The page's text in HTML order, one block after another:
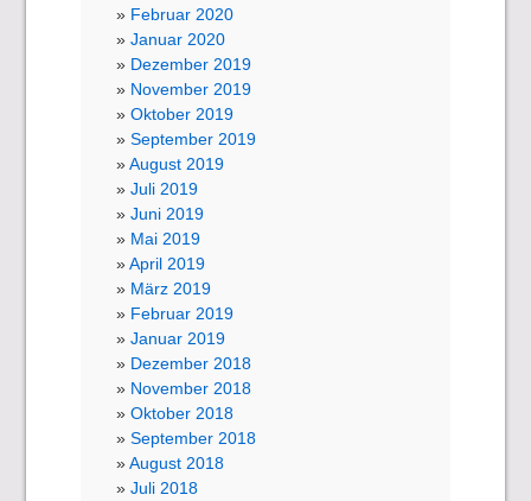
Februar 2020
Januar 2020
Dezember 2019
November 2019
Oktober 2019
September 2019
August 2019
Juli 2019
Juni 2019
Mai 2019
April 2019
März 2019
Februar 2019
Januar 2019
Dezember 2018
November 2018
Oktober 2018
September 2018
August 2018
Juli 2018